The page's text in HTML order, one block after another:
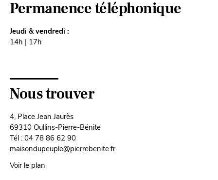
Permanence téléphonique
Jeudi & vendredi :
14h | 17h
Nous trouver
4, Place Jean Jaurès
69310 Oullins-Pierre-Bénite
Tél : 04 78 86 62 90
maisondupeuple@pierrebenite.fr
Voir le plan